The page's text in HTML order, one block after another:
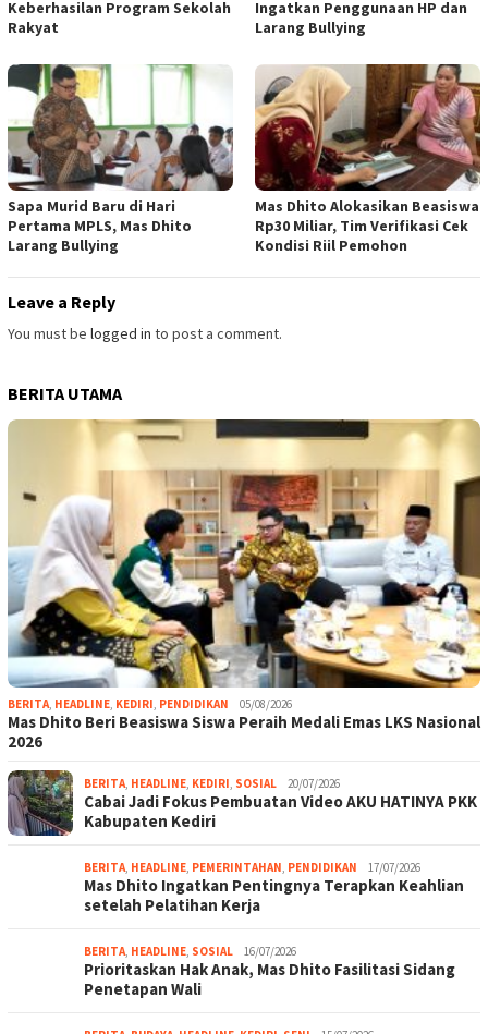
Keberhasilan Program Sekolah
Rakyat
Ingatkan Penggunaan HP dan
Larang Bullying
Sapa Murid Baru di Hari
Pertama MPLS, Mas Dhito
Larang Bullying
Mas Dhito Alokasikan Beasiswa
Rp30 Miliar, Tim Verifikasi Cek
Kondisi Riil Pemohon
Leave a Reply
You must be logged in to post a comment.
BERITA UTAMA
BERITA, HEADLINE, KEDIRI, PENDIDIKAN 05/08/2026
Mas Dhito Beri Beasiswa Siswa Peraih Medali Emas LKS Nasional
2026
BERITA, HEADLINE, KEDIRI, SOSIAL 20/07/2026
Cabai Jadi Fokus Pembuatan Video AKU HATINYA PKK
Kabupaten Kediri
BERITA, HEADLINE, PEMERINTAHAN, PENDIDIKAN 17/07/2026
Mas Dhito Ingatkan Pentingnya Terapkan Keahlian
setelah Pelatihan Kerja
BERITA, HEADLINE, SOSIAL 16/07/2026
Prioritaskan Hak Anak, Mas Dhito Fasilitasi Sidang
Penetapan Wali